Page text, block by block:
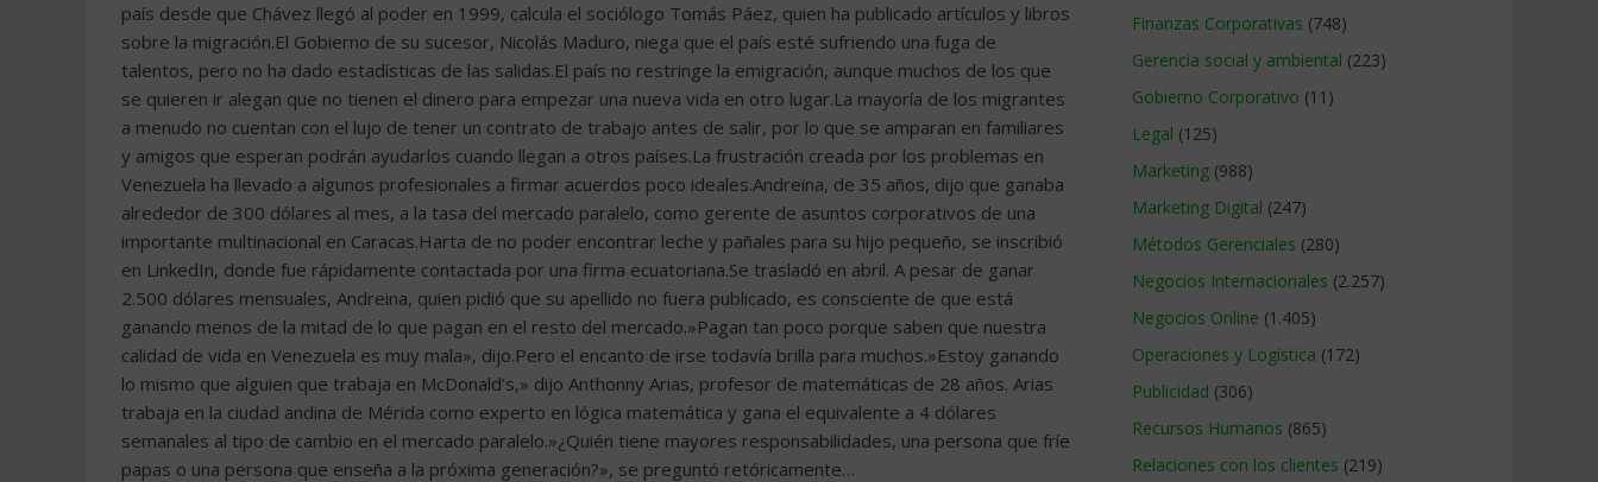
país desde que Chávez llegó al poder en 1999, calcula el sociólogo Tomás Páez, quien ha publicado artículos y libros
sobre la migración.El Gobierno de su sucesor, Nicolás Maduro, niega que el país esté sufriendo una fuga de
talentos, pero no ha dado estadísticas de las salidas.El país no restringe la emigración, aunque muchos de los que
se quieren ir alegan que no tienen el dinero para empezar una nueva vida en otro lugar.La mayoría de los migrantes
a menudo no cuentan con el lujo de tener un contrato de trabajo antes de salir, por lo que se amparan en familiares
y amigos que esperan podrán ayudarlos cuando llegan a otros países.La frustración creada por los problemas en
Venezuela ha llevado a algunos profesionales a firmar acuerdos poco ideales.Andreina, de 35 años, dijo que ganaba
alrededor de 300 dólares al mes, a la tasa del mercado paralelo, como gerente de asuntos corporativos de una
importante multinacional en Caracas.Harta de no poder encontrar leche y pañales para su hijo pequeño, se inscribió
en LinkedIn, donde fue rápidamente contactada por una firma ecuatoriana.Se trasladó en abril. A pesar de ganar
2.500 dólares mensuales, Andreina, quien pidió que su apellido no fuera publicado, es consciente de que está
ganando menos de la mitad de lo que pagan en el resto del mercado.»Pagan tan poco porque saben que nuestra
calidad de vida en Venezuela es muy mala», dijo.Pero el encanto de irse todavía brilla para muchos.»Estoy ganando
lo mismo que alguien que trabaja en McDonald’s,» dijo Anthonny Arias, profesor de matemáticas de 28 años. Arias
trabaja en la ciudad andina de Mérida como experto en lógica matemática y gana el equivalente a 4 dólares
semanales al tipo de cambio en el mercado paralelo.»¿Quién tiene mayores responsabilidades, una persona que fríe
papas o una persona que enseña a la próxima generación?», se preguntó retóricamente…
Finanzas Corporativas (748)
Gerencia social y ambiental (223)
Gobierno Corporativo (11)
Legal (125)
Marketing (988)
Marketing Digital (247)
Métodos Gerenciales (280)
Negocios Internacionales (2.257)
Negocios Online (1.405)
Operaciones y Logística (172)
Publicidad (306)
Recursos Humanos (865)
Relaciones con los clientes (219)